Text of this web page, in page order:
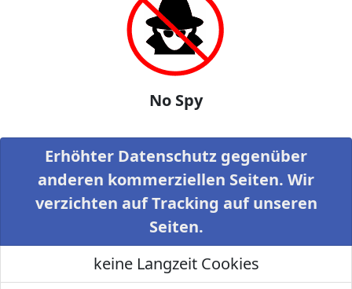
No Spy
Erhöhter Datenschutz gegenüber
anderen kommerziellen Seiten. Wir
verzichten auf Tracking auf unseren
Seiten.
keine Langzeit Cookies